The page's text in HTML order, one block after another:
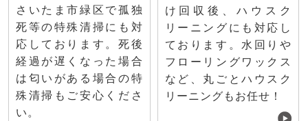
さいたま市緑区で孤独
死等の特殊清掃にも対
応しております。死後
経過が遅くなった場合
は匂いがある場合の特
殊清掃もご安心くださ
い。
け回収後、ハウスク
リーニングにも対応し
ております。水回りや
フローリングワックス
など、丸ごとハウスク
リーニングもお任せ！